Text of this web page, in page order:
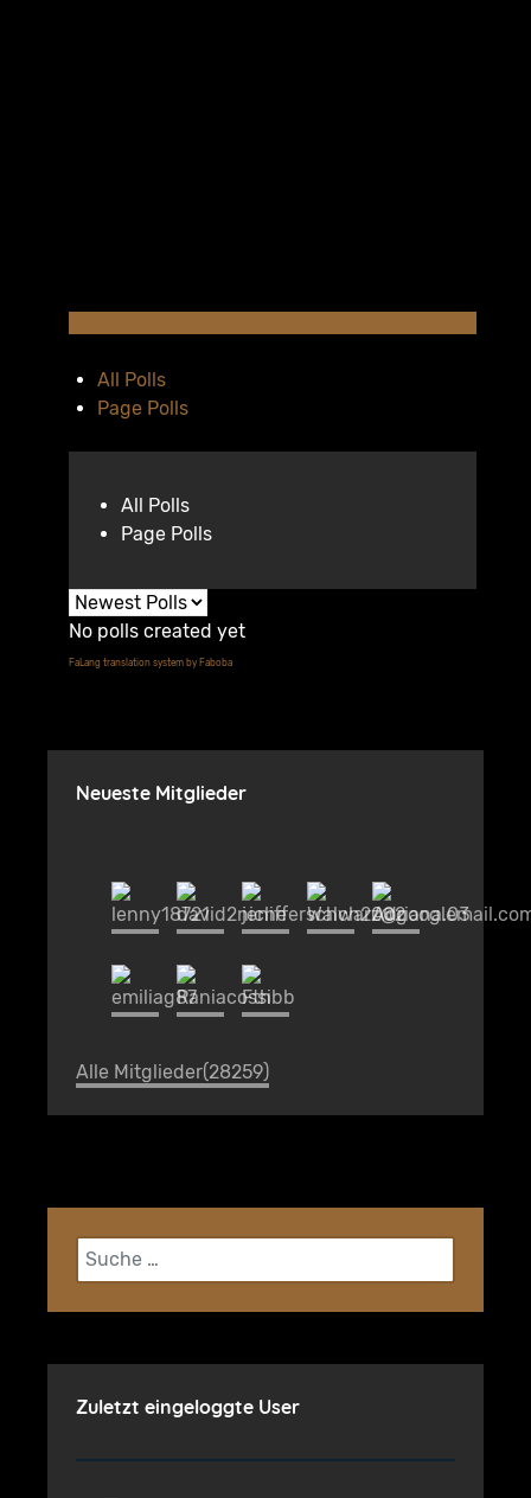
All Polls
Page Polls
All Polls
Page Polls
No polls created yet
FaLang translation system by Faboba
Neueste Mitglieder
Alle Mitglieder(28259)
Suchen
Zuletzt eingeloggte User